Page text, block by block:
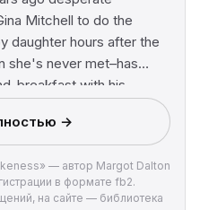
Mitchell to do the
daughter hours after the
she's never met–has
breakfast with his
look at the girl and
escape her past.Alex is a
his daughter the
he has no idea that his
A nightmare only
→
— автор Margot Dalton
в формате fb2.
на сайте — библиотека